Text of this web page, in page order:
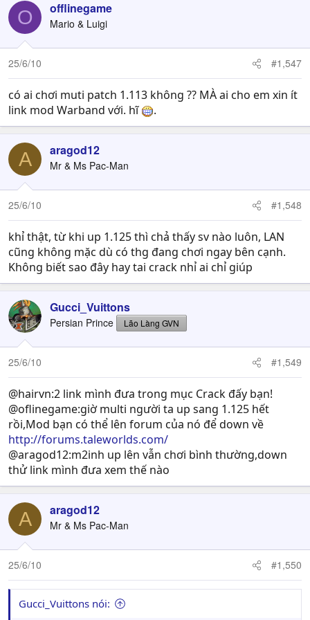
O offlinegame
Mario & Luigi
25/6/10 #1,547
có ai chơi muti patch 1.113 không ?? MÀ ai cho em xin ít
link mod Warband với. hĩ
.
A aragod12
Mr & Ms Pac-Man
25/6/10 #1,548
khỉ thật, từ khi up 1.125 thì chả thấy sv nào luôn, LAN
cũng không mặc dù có thg đang chơi ngay bên cạnh.
Không biết sao đây hay tai crack nhỉ ai chỉ giúp
Gucci_Vuittons
Persian Prince Lão Làng GVN
25/6/10 #1,549
@hairvn:2 link mình đưa trong mục Crack đấy bạn!
@oflinegame:giờ multi người ta up sang 1.125 hết
rồi,Mod bạn có thể lên forum của nó để down về
http://forums.taleworlds.com/
@aragod12:m2inh up lên vẫn chơi bình thường,down
thử link mình đưa xem thế nào
A aragod12
Mr & Ms Pac-Man
25/6/10 #1,550
Gucci_Vuittons nói: